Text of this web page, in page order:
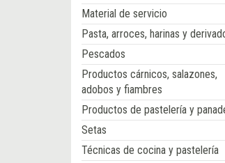
Material de servicio
Pasta, arroces, harinas y
Pescados
Productos cárnicos, salazones,
adobos y fiambres
Productos de pastelería y
Setas
Técnicas de cocina y pastelería